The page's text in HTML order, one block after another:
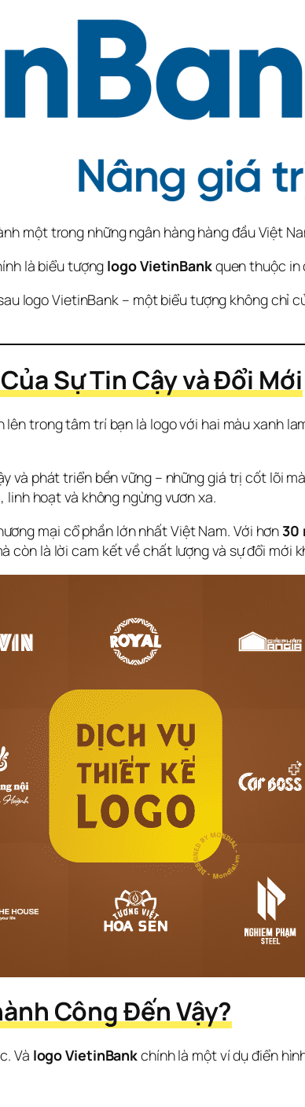
một trong những ngân hàng hàng đầu Việt
là biểu tượng logo VietinBank quen thuộc in
logo VietinBank – một biểu tượng không chỉ
Sự Tin Cậy và Đổi Mới
trong tâm trí bạn là logo với hai màu xanh
và phát triển bền vững – những giá trị cốt lõi
linh hoạt và không ngừng vươn xa.
mại cổ phần lớn nhất Việt Nam. Với hơn 30
còn là lời cam kết về chất lượng và sự đổi mới
Công Đến Vậy?
Và logo VietinBank chính là một ví dụ điển